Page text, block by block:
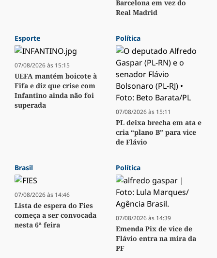
Barcelona em vez do
Real Madrid
Esporte
07/08/2026 às 15:15
UEFA mantém boicote à
Fifa e diz que crise com
Infantino ainda não foi
superada
Política
07/08/2026 às 15:11
PL deixa brecha em ata e
cria “plano B” para vice
de Flávio
Brasil
07/08/2026 às 14:46
Lista de espera do Fies
começa a ser convocada
nesta 6ª feira
Política
07/08/2026 às 14:39
Emenda Pix de vice de
Flávio entra na mira da
PF